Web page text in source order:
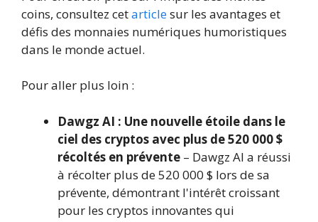
coins, consultez cetarticlesur les avantages et
défis des monnaies numériques humoristiques
dans le monde actuel.
Pour aller plus loin :
Dawgz AI : Une nouvelle étoile dans le
ciel des cryptos avec plus de 520 000 $
récoltés en prévente – Dawgz AI a réussi
à récolter plus de 520 000 $ lors de sa
prévente, démontrant l'intérêt croissant
pour les cryptos innovantes qui